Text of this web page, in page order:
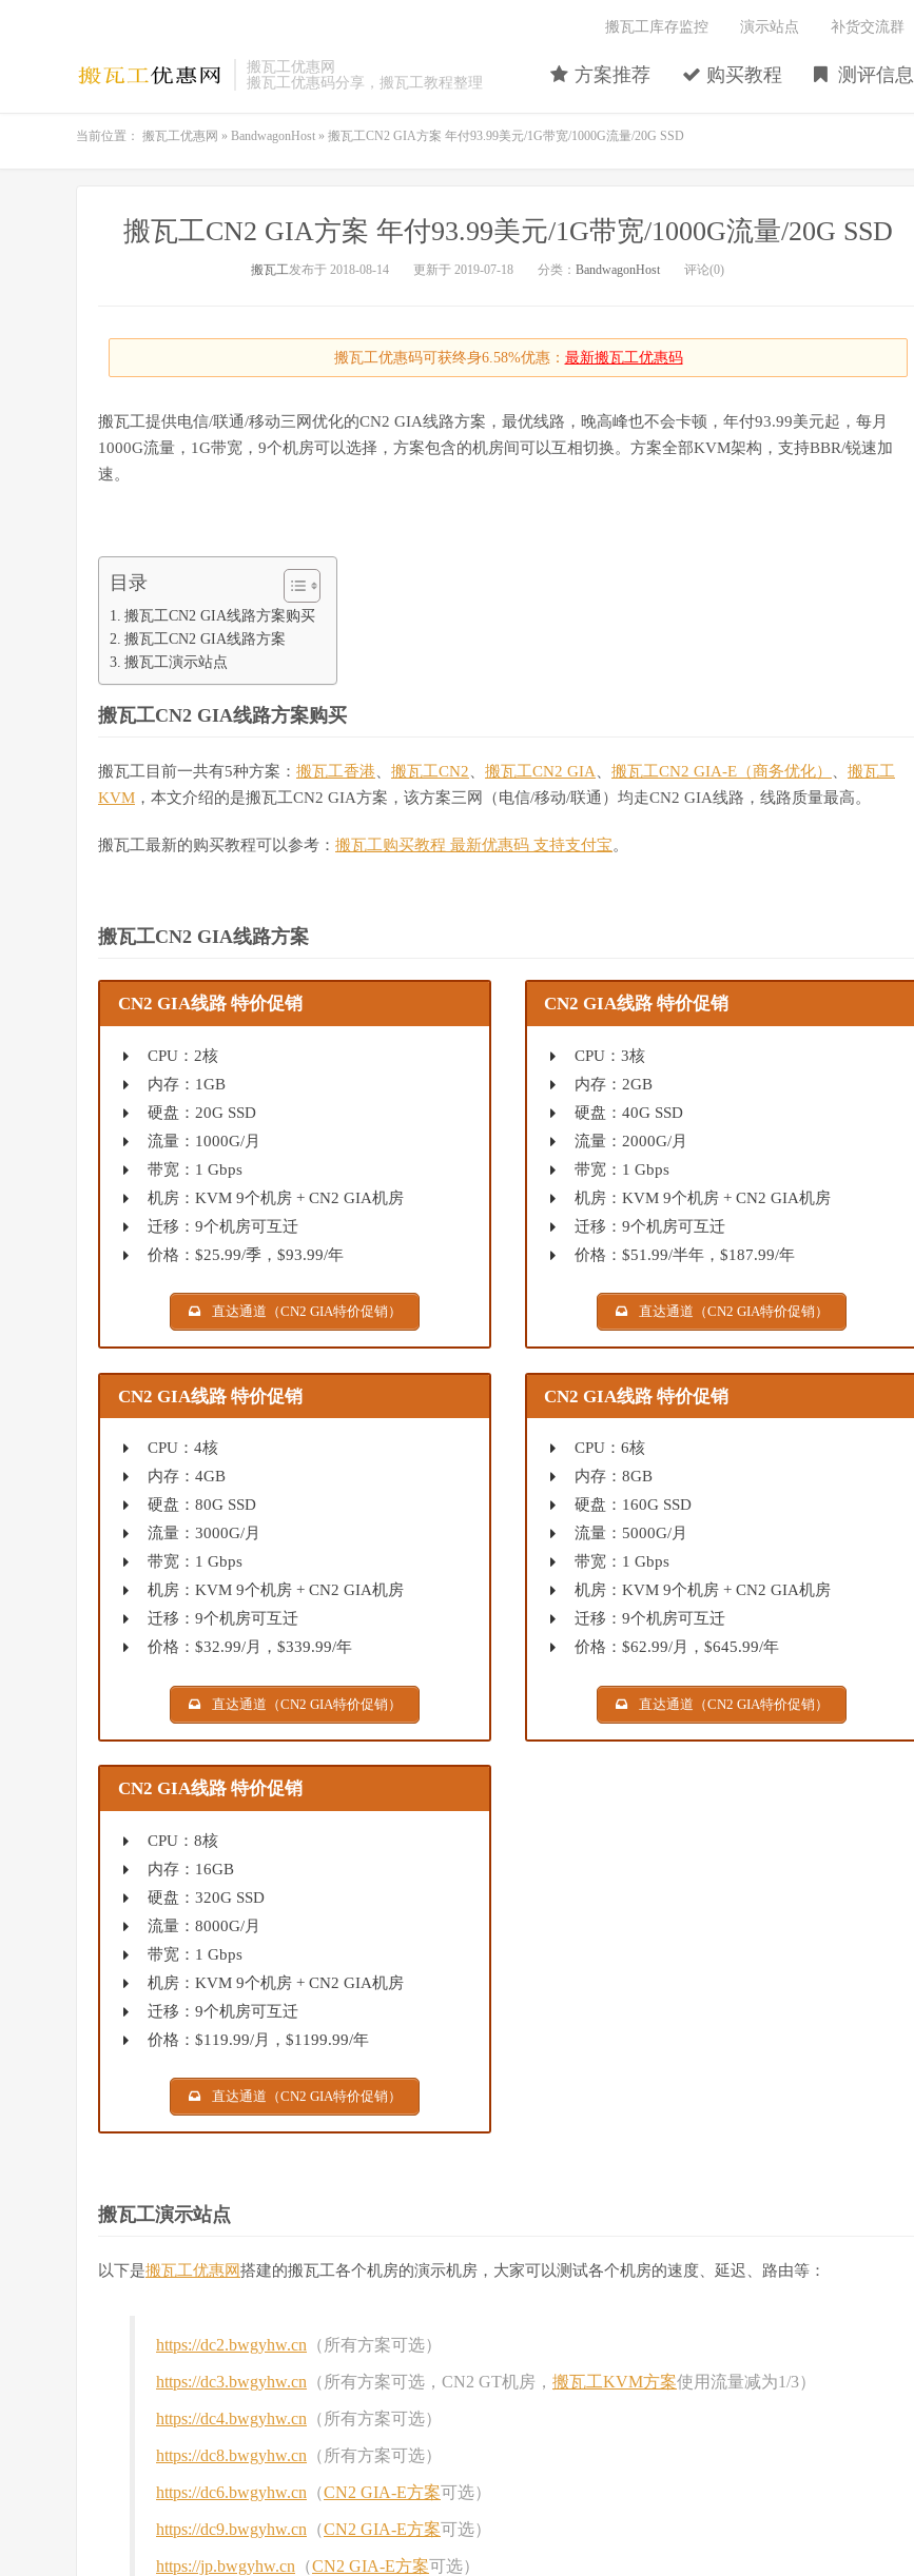
搬瓦工优惠网
搬瓦工优惠码分享，搬瓦工教程整理
方案推荐 购买教程 测评信息
搬瓦工库存监控 演示站点 补货交流群
当前位置： 搬瓦工优惠网 » BandwagonHost » 搬瓦工CN2 GIA方案 年付93.99美元/1G带宽/1000G流量/20G SSD
搬瓦工CN2 GIA方案 年付93.99美元/1G带宽/1000G流量/20G SSD
搬瓦工发布于 2018-08-14 更新于 2019-07-18 分类： BandwagonHost 评论(0)
搬瓦工优惠码可获终身6.58%优惠： 最新搬瓦工优惠码
搬瓦工提供电信/联通/移动三网优化的CN2 GIA线路方案，最优线路，晚高峰也不会卡顿，年付93.99美元起，每月
1000G流量，1G带宽，9个机房可以选择，方案包含的机房间可以互相切换。方案全部KVM架构，支持BBR/锐速加
速。
目录
搬瓦工CN2 GIA线路方案购买
搬瓦工CN2 GIA线路方案
搬瓦工演示站点
搬瓦工CN2 GIA线路方案购买
搬瓦工目前一共有5种方案： 搬瓦工香港 搬瓦工CN2 搬瓦工CN2 GIA 搬瓦工CN2 GIA-E（商务优化）
搬瓦工
KVM ，本文介绍的是搬瓦工CN2 GIA方案，该方案三网（电信/移动/联通）均走CN2 GIA线路，线路质量最高。
搬瓦工最新的购买教程可以参考： 搬瓦工购买教程 最新优惠码 支持支付宝。
搬瓦工CN2 GIA线路方案
CN2 GIA线路 特价促销
CPU：2核
内存：1GB
硬盘：20G SSD
流量：1000G/月
带宽：1 Gbps
机房：KVM 9个机房 + CN2 GIA机房
迁移：9个机房可互迁
价格：$25.99/季，$93.99/年
直达通道（CN2 GIA特价促销）
CN2 GIA线路 特价促销
CPU：3核
内存：2GB
硬盘：40G SSD
流量：2000G/月
带宽：1 Gbps
机房：KVM 9个机房 + CN2 GIA机房
迁移：9个机房可互迁
价格：$51.99/半年，$187.99/年
直达通道（CN2 GIA特价促销）
CN2 GIA线路 特价促销
CPU：4核
内存：4GB
硬盘：80G SSD
流量：3000G/月
带宽：1 Gbps
机房：KVM 9个机房 + CN2 GIA机房
迁移：9个机房可互迁
价格：$32.99/月，$339.99/年
直达通道（CN2 GIA特价促销）
CN2 GIA线路 特价促销
CPU：6核
内存：8GB
硬盘：160G SSD
流量：5000G/月
带宽：1 Gbps
机房：KVM 9个机房 + CN2 GIA机房
迁移：9个机房可互迁
价格：$62.99/月，$645.99/年
直达通道（CN2 GIA特价促销）
CN2 GIA线路 特价促销
CPU：8核
内存：16GB
硬盘：320G SSD
流量：8000G/月
带宽：1 Gbps
机房：KVM 9个机房 + CN2 GIA机房
迁移：9个机房可互迁
价格：$119.99/月，$1199.99/年
直达通道（CN2 GIA特价促销）
搬瓦工演示站点
以下是搬瓦工优惠网搭建的搬瓦工各个机房的演示机房，大家可以测试各个机房的速度、延迟、路由等：
https://dc2.bwgyhw.cn （所有方案可选）
https://dc3.bwgyhw.cn （所有方案可选，CN2 GT机房， 搬瓦工KVM方案使用流量减为1/3）
https://dc4.bwgyhw.cn （所有方案可选）
https://dc8.bwgyhw.cn （所有方案可选）
https://dc6.bwgyhw.cn （CN2 GIA-E方案可选）
https://dc9.bwgyhw.cn （CN2 GIA-E方案可选）
https://jp.bwgyhw.cn （CN2 GIA-E方案可选）